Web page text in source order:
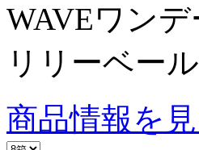
WAVEワン
リリーベー
商品情報を